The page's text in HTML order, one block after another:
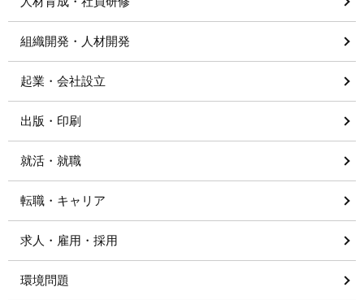
組織開発・人材開発
起業・会社設立
出版・印刷
就活・就職
転職・キャリア
求人・雇用・採用
環境問題